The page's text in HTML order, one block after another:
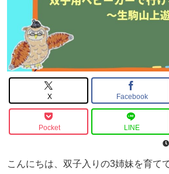
X Facebook
Pocket LINE
こんにちは、双子入りの3姉妹を育て